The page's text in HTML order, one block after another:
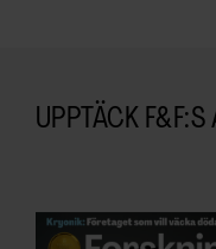
UPPTÄCK F&F:S